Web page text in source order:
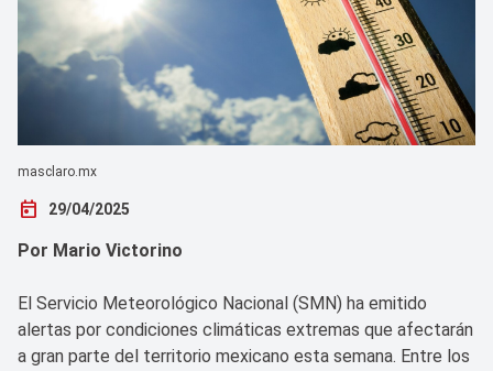
masclaro.mx
today 29/04/2025
Por Mario Victorino
El Servicio Meteorológico Nacional (SMN) ha emitido
alertas por condiciones climáticas extremas que afectarán
a gran parte del territorio mexicano esta semana. Entre los